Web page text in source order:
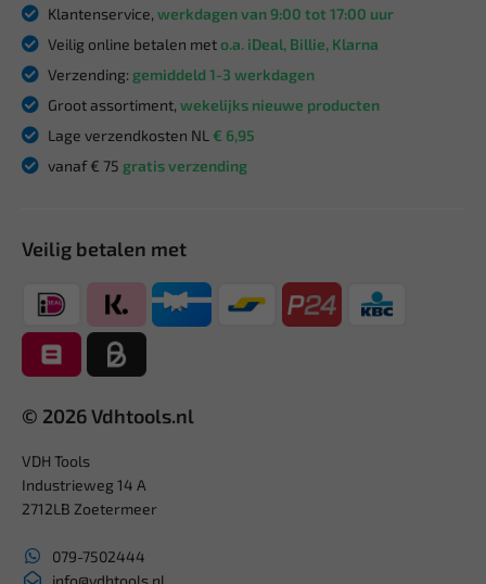
Klantenservice, werkdagen van 9:00 tot 17:00 uur
Veilig online betalen meto.a. iDeal, Billie, Klarna
Verzending: gemiddeld 1-3 werkdagen
Groot assortiment, wekelijks nieuwe producten
Lage verzendkosten NL € 6,95
vanaf € 75 gratis verzending
Veilig betalen met
© 2026 Vdhtools.nl
VDH Tools
Industrieweg 14 A
2712LB Zoetermeer
079-7502444
info@vdhtools.nl